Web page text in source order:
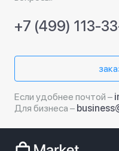
+7 (499) 113-
Если удобнее почтой –
Для бизнеса –